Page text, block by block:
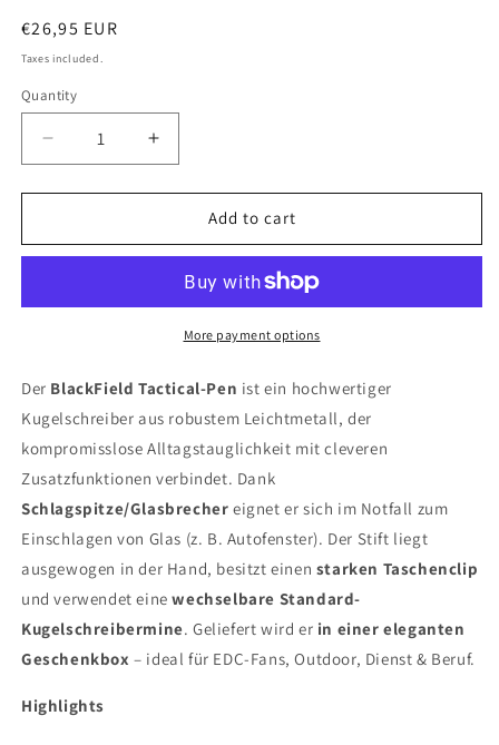
Regular
price
€26,95 EUR
Taxes included.
Quantity
Quantity
Decrease
quantity
for
Tactical-
Kugelschreiber
mit
(Geschenkbox)
Increase
quantity
for
BlackField
Tactical-
Kugelschreiber
&amp;
mit
(Geschenkbox)
Add to cart
More payment options
Der BlackField Tactical-Pen ist ein hochwertiger
Kugelschreiber aus robustem Leichtmetall, der
kompromisslose Alltagstauglichkeit mit cleveren
Zusatzfunktionen verbindet. Dank
Schlagspitze/Glasbrecher eignet er sich im Notfall zum
Einschlagen von Glas (z. B. Autofenster). Der Stift liegt
ausgewogen in der Hand, besitzt einen starken Taschenclip
und verwendet einewechselbare Standard-
Kugelschreibermine. Geliefert wird er in einer eleganten
Geschenkbox – ideal für EDC-Fans, Outdoor, Dienst & Beruf.
Highlights